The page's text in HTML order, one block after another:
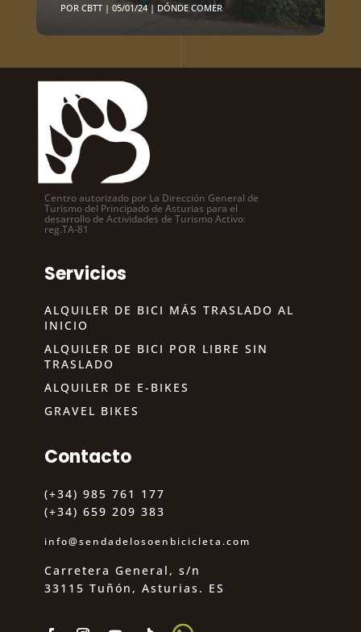
POR CBTT| 05/01/24| DÓNDE COMER
Centro autorizado por La Dirección General de
Turismo del Principado de Asturias para el
desarrollo de Actividades de Turismo Activo:
reg.TA-81
Servicios
ALQUILER DE BICI MÁS TRASLADO AL
INICIO
ALQUILER DE BICI POR LIBRE SIN
TRASLADO
ALQUILER DE E-BIKES
GRAVEL BIKES
Contacto
(+34) 985 761 177
(+34) 659 209 383
info@sendadelosoenbicicleta.com
Carretera General, s/n
33115 Tuñón, Asturias. ES